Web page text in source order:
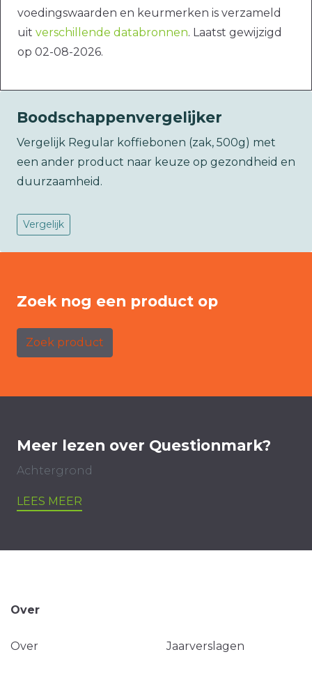
voedingswaarden en keurmerken is verzameld
uit verschillende databronnen. Laatst gewijzigd
op 02-08-2026.
Boodschappenvergelijker
Vergelijk Regular koffiebonen (zak, 500g) met
een ander product naar keuze op gezondheid en
duurzaamheid.
Vergelijk
Zoek nog een product op
Zoek product
Meer lezen over Questionmark?
Achtergrond
LEES MEER
Over
Over Jaarverslagen